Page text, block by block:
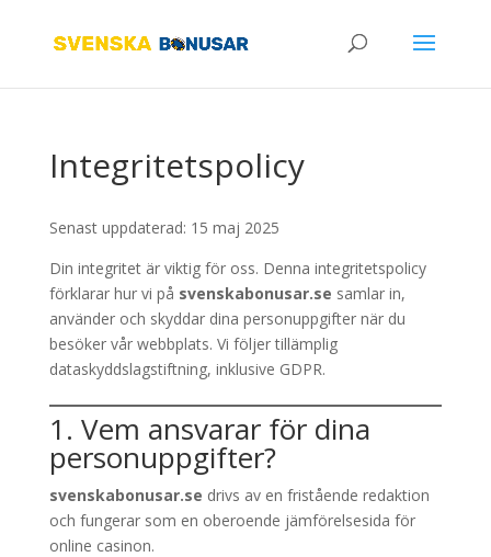
Integritetspolicy
Senast uppdaterad: 15 maj 2025
Din integritet är viktig för oss. Denna integritetspolicy
förklarar hur vi på svenskabonusar.se samlar in,
använder och skyddar dina personuppgifter när du
besöker vår webbplats. Vi följer tillämplig
dataskyddslagstiftning, inklusive GDPR.
1. Vem ansvarar för dina
personuppgifter?
svenskabonusar.se drivs av en fristående redaktion
och fungerar som en oberoende jämförelsesida för
online casinon.